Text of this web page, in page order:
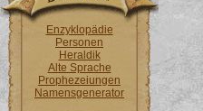
Enzyklopädie
Personen
Heraldik
Alte Sprache
Prophezeiungen
Namensgenerator